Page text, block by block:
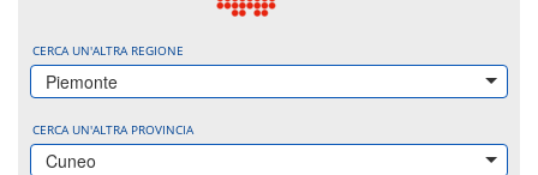
CERCA UN'ALTRA REGIONE
Piemonte
CERCA UN'ALTRA PROVINCIA
Cuneo